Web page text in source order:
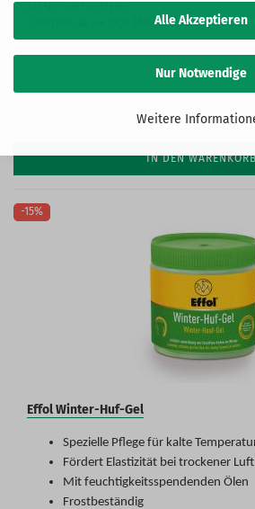
Alle Akzeptieren
Nur Notwendige
Weitere
(Ausland abweichend)
IN DEN
-15%
Effol Winter-Huf-Gel
Spezielle Pflege für kalte
Fördert Elastizität bei trockener Luft
Mit feuchtigkeitsspendenden Ölen
Frostbeständig